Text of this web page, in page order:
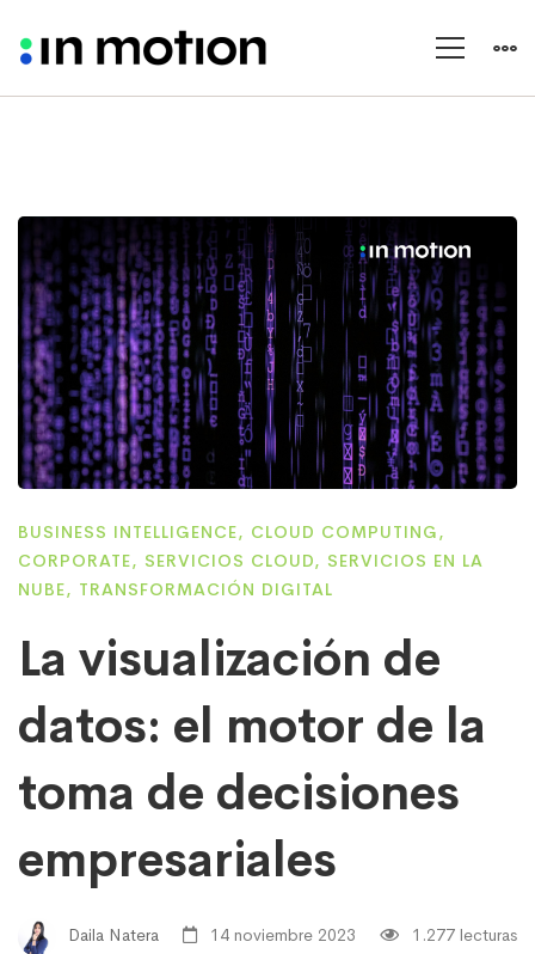
BUSINESS INTELLIGENCE, CLOUD COMPUTING,
CORPORATE, SERVICIOS CLOUD, SERVICIOS EN LA
NUBE, TRANSFORMACIÓN DIGITAL
La visualización de
datos: el motor de la
toma de decisiones
empresariales
Daila Natera 14 noviembre 2023 1.277 lecturas